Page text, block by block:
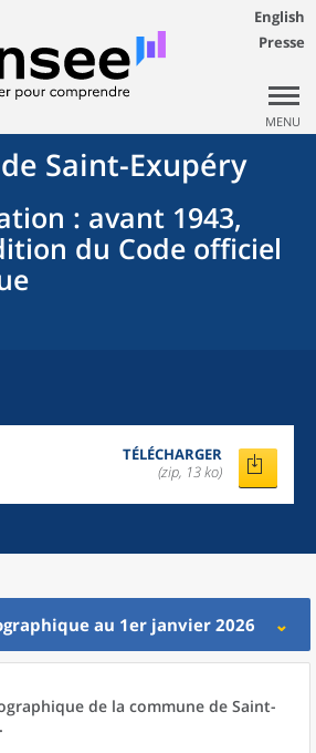
English
Presse
MENU
de Saint-Exupéry
: avant 1943,
du Code officiel
TÉLÉCHARGER
(zip, 13 ko)
au 1er janvier 2026
de la commune de Saint-